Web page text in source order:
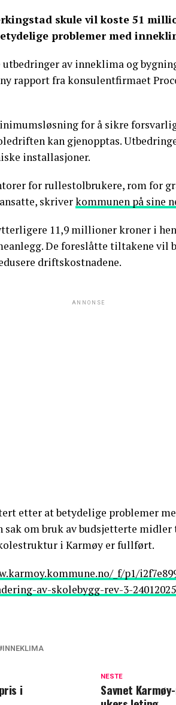
skule vil koste 51
problemer med
utbedringer av inneklima og
rapport fra konsulentfirmaet
for å sikre
kan gjenopptas.
installasjoner.
for rullestolbrukere, rom for
skriverkommunen på sine
11,9 millioner kroner i
De foreslåtte tiltakene vil
driftskostnadene.
ANNONSE
etter at betydelige problemer
om bruk av budsjetterte
i Karmøy er fullført.
_f/p1/
av-skolebygg-rev-3-
INNEKLIMA
NESTE
Savnet
i